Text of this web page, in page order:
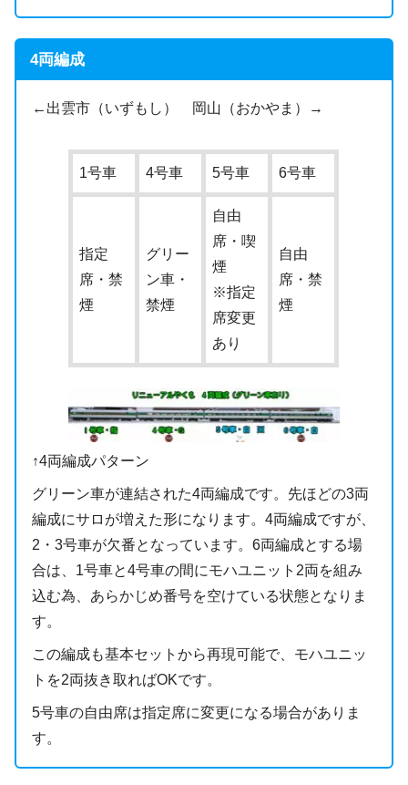
4両編成
←出雲市（いずもし） 岡山（おかやま）→
1号車 4号車 5号車 6号車
指定
席・禁
煙
グリー
ン車・
禁煙
自由
席・喫
煙
※指定
席変更
あり
自由
席・禁
煙
↑4両編成パターン
グリーン車が連結された4両編成です。先ほどの3両
編成にサロが増えた形になります。4両編成ですが、
2・3号車が欠番となっています。6両編成とする場
合は、1号車と4号車の間にモハユニット2両を組み
込む為、あらかじめ番号を空けている状態となりま
す。
この編成も基本セットから再現可能で、モハユニッ
トを2両抜き取ればOKです。
5号車の自由席は指定席に変更になる場合がありま
す。